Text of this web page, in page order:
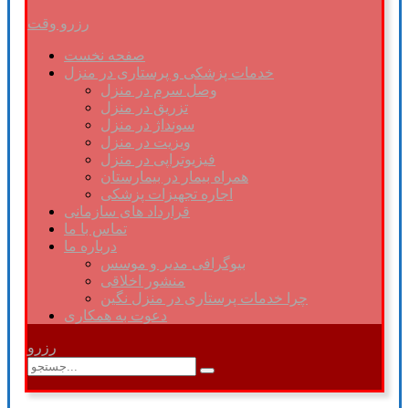
رزرو وقت
صفحه نخست
خدمات پزشکی و پرستاری در منزل
وصل سرم در منزل
تزریق در منزل
سونداژ در منزل
ویزیت در منزل
فیزیوتراپی در منزل
همراه بیمار در بیمارستان
اجاره تجهیزات پزشکی
قرارداد های سازمانی
تماس با ما
درباره ما
بیوگرافی مدیر و موسس
منشور اخلاقی
چرا خدمات پرستاری در منزل نگین
دعوت به همکاری
رزرو